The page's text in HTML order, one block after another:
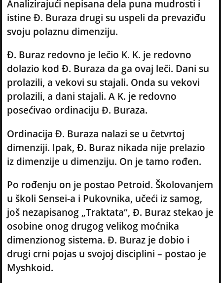
Analizirajući nepisana dela puna mudrosti i
istine Đ. Buraza drugi su uspeli da prevaziđu
svoju polaznu dimenziju.
Đ. Buraz redovno je lečio K. K. je redovno
dolazio kod Đ. Buraza da ga ovaj leči. Dani su
prolazili, a vekovi su stajali. Onda su vekovi
prolazili, a dani stajali. A K. je redovno
posećivao ordinaciju Đ. Buraza.
Ordinacija Đ. Buraza nalazi se u četvrtoj
dimenziji. Ipak, Đ. Buraz nikada nije prelazio
iz dimenzije u dimenziju. On je tamo rođen.
Po rođenju on je postao Petroid. Školovanjem
u školi Sensei-a i Pukovnika, učeći iz samog,
još nezapisanog „Traktata“, Đ. Buraz stekao je
osobine onog drugog velikog moćnika
dimenzionog sistema. Đ. Buraz je dobio i
drugi crni pojas u svojoj disciplini – postao je
Myshkoid.